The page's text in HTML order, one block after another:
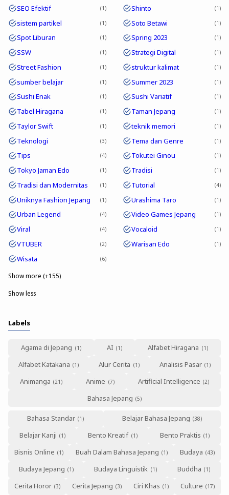
SEO Efektif 1 Shinto 1
sistem partikel 1 Soto Betawi 1
Spot Liburan 1 Spring 2023 1
SSW 1 Strategi Digital 1
Street Fashion 1 struktur kalimat 1
sumber belajar 1 Summer 2023 1
Sushi Enak 1 Sushi Variatif 1
Tabel Hiragana 1 Taman Jepang 1
Taylor Swift 1 teknik memori 1
Teknologi 3 Tema dan Genre 1
Tips 4 Tokutei Ginou 1
Tokyo Jaman Edo 1 Tradisi 1
Tradisi dan Modernitas 1 Tutorial 4
Uniknya Fashion Jepang 1 Urashima Taro 1
Urban Legend 4 Video Games Jepang 1
Viral 4 Vocaloid 1
VTUBER 2 Warisan Edo 1
Wisata 6
Show more (+155)
Show less
Labels
Agama di Jepang AI
Alfabet Hiragana
Alfabet Katakana
Alur Cerita
Analisis Pasar
Animanga
Anime
Artificial Intelligence
Bahasa Jepang
Bahasa Standar
Belajar Bahasa Jepang
Belajar Kanji
Bento Kreatif
Bento Praktis
Bisnis Online
Buah Dalam Bahasa Jepang
Budaya
Budaya Jepang
Budaya Linguistik
Buddha
Cerita Horor
Cerita Jepang Ciri Khas
Culture